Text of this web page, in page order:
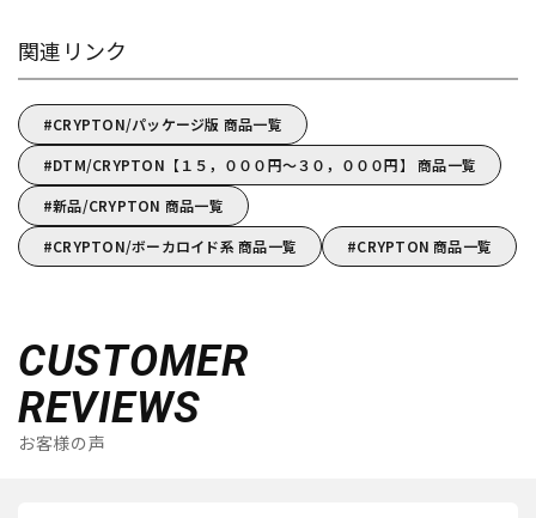
関連リンク
CRYPTON/パッケージ版 商品一覧
DTM/CRYPTON【１５，０００円～３０，０００円】 商品一覧
新品/CRYPTON 商品一覧
CRYPTON/ボーカロイド系 商品一覧
CRYPTON 商品一覧
CUSTOMER
REVIEWS
お客様の声